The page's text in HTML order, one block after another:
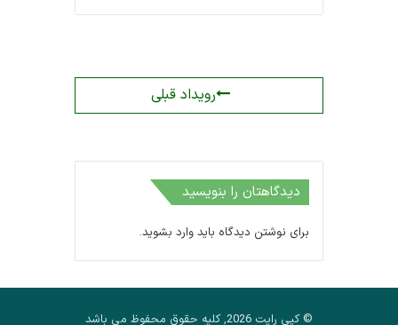
رویداد قبلی
دیدگاهتان را بنویسید
برای نوشتن دیدگاه باید وارد بشوید.
© کپی رایت 2026, کلیه حقوق محفوظ می باشد